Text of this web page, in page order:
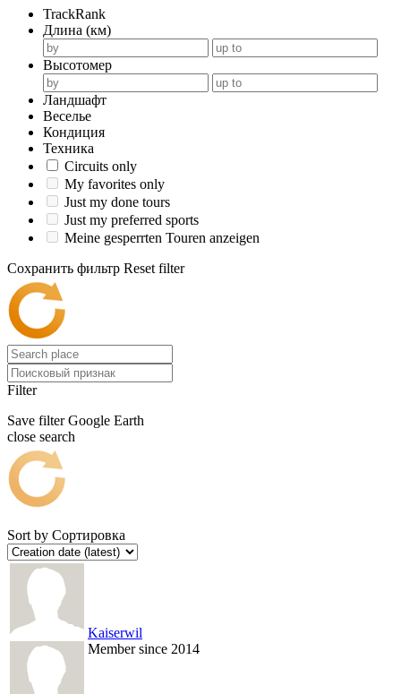
TrackRank
Длина (км)
Высотомер
Ландшафт
Веселье
Кондиция
Техника
Circuits only
My favorites only
Just my done tours
Just my preferred sports
Meine gesperrten Touren anzeigen
Сохранить фильтр Reset filter
Filter
Save filter Google Earth
close search
Sort by Сортировка
Kaiserwil
Member since 2014